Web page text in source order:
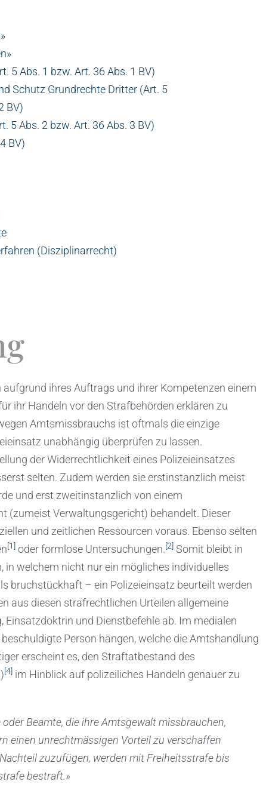
5 Abs. 1 bzw. Art. 36 Abs. 1 BV)
Schutz Grundrechte Dritter (Art. 5
BV)
5 Abs. 2 bzw. Art. 36 Abs. 3 BV)
BV)
(Disziplinarrecht)
aufgrund ihres Auftrags und ihrer Kompetenzen einem
ihr Handeln vor den Strafbehörden erklären zu
Amtsmissbrauchs ist oftmals die einzige
unabhängig überprüfen zu lassen.
der Widerrechtlichkeit eines Polizeieinsatzes
selten. Zudem werden sie erstinstanzlich meist
und erst zweitinstanzlich von einem
(zumeist Verwaltungsgericht) behandelt. Dieser
und zeitlichen Ressourcen voraus. Ebenso selten
[1] oder formlose Untersuchungen.[2] Somit bleibt in
in welchem nicht nur ein mögliches individuelles
bruchstückhaft – ein Polizeieinsatz beurteilt werden
aus diesen strafrechtlichen Urteilen allgemeine
Einsatzdoktrin und Dienstbefehle ab. Im medialen
Person hängen, welche die Amtshandlung
erscheint es, den Straftatbestand des
[4] im Hinblick auf polizeiliches Handeln genauer zu
Beamte, die ihre Amtsgewalt missbrauchen,
einen unrechtmässigen Vorteil zu verschaffen
zuzufügen, werden mit Freiheitsstrafe bis
bestraft.»